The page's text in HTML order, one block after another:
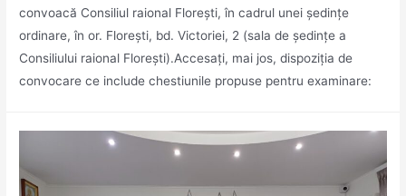
convoacă Consiliul raional Floreşti, în cadrul unei şedinţe
ordinare, în or. Floreşti, bd. Victoriei, 2 (sala de ședințe a
Consiliului raional Florești).Accesaţi, mai jos, dispoziția de
convocare ce include chestiunile propuse pentru examinare: